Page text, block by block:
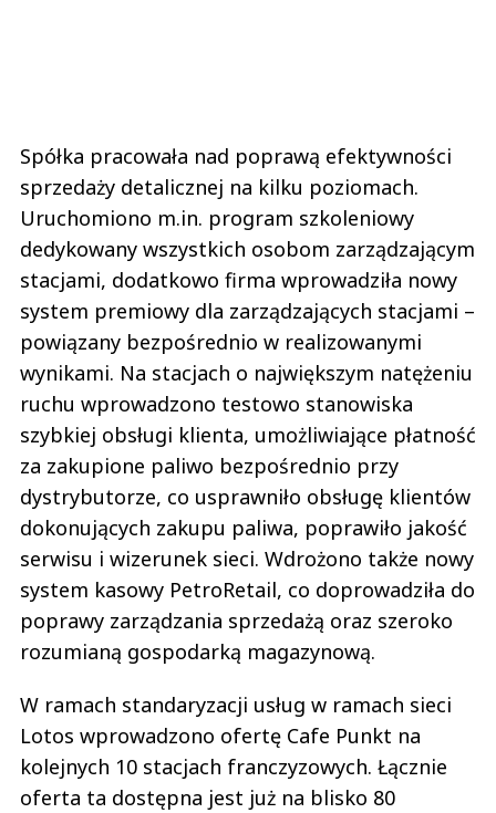
Spółka pracowała nad poprawą efektywności
sprzedaży detalicznej na kilku poziomach.
Uruchomiono m.in. program szkoleniowy
dedykowany wszystkich osobom zarządzającym
stacjami, dodatkowo firma wprowadziła nowy
system premiowy dla zarządzających stacjami –
powiązany bezpośrednio w realizowanymi
wynikami. Na stacjach o największym natężeniu
ruchu wprowadzono testowo stanowiska
szybkiej obsługi klienta, umożliwiające płatność
za zakupione paliwo bezpośrednio przy
dystrybutorze, co usprawniło obsługę klientów
dokonujących zakupu paliwa, poprawiło jakość
serwisu i wizerunek sieci. Wdrożono także nowy
system kasowy PetroRetail, co doprowadziła do
poprawy zarządzania sprzedażą oraz szeroko
rozumianą gospodarką magazynową.
W ramach standaryzacji usług w ramach sieci
Lotos wprowadzono ofertę Cafe Punkt na
kolejnych 10 stacjach franczyzowych. Łącznie
oferta ta dostępna jest już na blisko 80